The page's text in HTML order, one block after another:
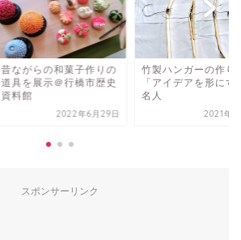
昔ながらの和菓子作りの
道具を展示＠行橋市歴史
資料館
2022年6月29日
竹製ハンガーの作り
「アイデアを形にす
名人
2021年9
スポンサーリンク